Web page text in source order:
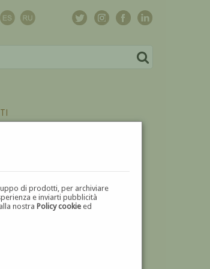
di prodotti, per archiviare
e inviarti pubblicità
nostraPolicy cookie ed
Y Z ⬅